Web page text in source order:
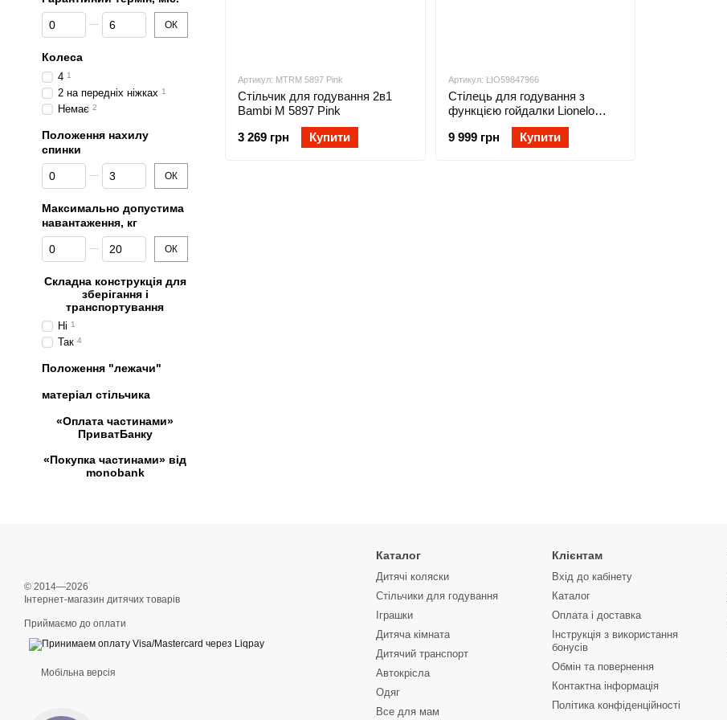
Артикул: MTRM 5897 Pink
Стільчик для годування 2в1
Bambi M 5897 Pink
3 269 грн
Купити
Артикул: LIO59847966
Стілець для годування з
функцією гойдалки Lionelo
LAURICE GREEN OLIVE
9 999 грн
Купити
Від Гарантійний термін, міс.
До Гарантійний термін, міс.
ОК
Колеса
4 1
2 на передніх ніжках 1
Немає 2
Положення нахилу
спинки
Від Положення нахилу спинки
До Положення нахилу спинки
ОК
Максимально допустима
навантаження, кг
Від Максимально допустима навантаження, кг
До Максимально допустима навантаження, кг
ОК
Складна конструкція для
зберігання і
транспортування
Ні 1
Так 4
Положення "лежачи"
матеріал стільчика
«Оплата частинами»
ПриватБанку
«Покупка частинами» від
monobank
© 2014—2026
Інтернет-магазин дитячих товарів
Приймаємо до оплати
Мобільна версія
Каталог
Дитячі коляски
Стільчики для годування
Іграшки
Дитяча кімната
Дитячий транспорт
Автокрісла
Одяг
Все для мам
Клієнтам
Вхід до кабінету
Каталог
Оплата і доставка
Інструкція з використання
бонусів
Обмін та повернення
Контактна інформація
Політика конфіденційності